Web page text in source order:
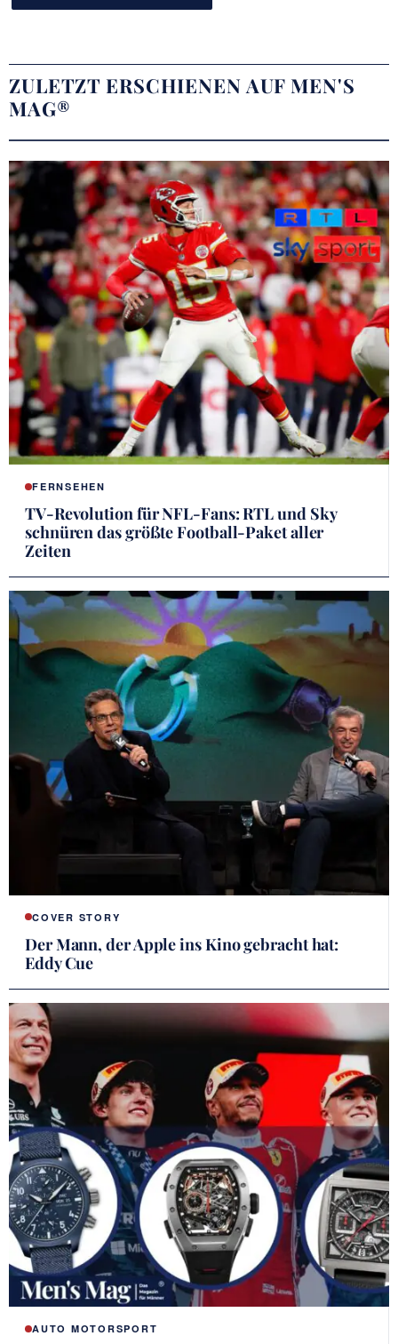
ZULETZT ERSCHIENEN AUF MEN'S
MAG®
FERNSEHEN
TV-Revolution für NFL-Fans: RTL und Sky
schnüren das größte Football-Paket aller
Zeiten
COVER STORY
Der Mann, der Apple ins Kino gebracht hat:
Eddy Cue
AUTO MOTORSPORT